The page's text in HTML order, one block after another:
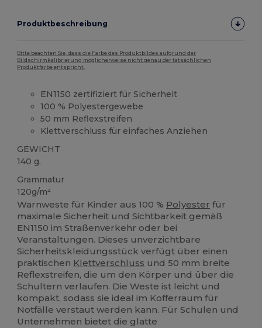
Produktbeschreibung
Bitte beachten Sie, dass die Farbe des Produktbildes aufgrund der
Bildschirmkalibrierung möglicherweise nicht genau der tatsächlichen
Produktfarbe entspricht.
EN1150 zertifiziert für Sicherheit
100 % Polyestergewebe
50 mm Reflexstreifen
Klettverschluss für einfaches Anziehen
GEWICHT
140 g.
Grammatur
120g/m²
Warnweste für Kinder aus 100 % Polyester für
maximale Sicherheit und Sichtbarkeit gemäß
EN1150 im Straßenverkehr oder bei
Veranstaltungen. Dieses unverzichtbare
Sicherheitskleidungsstück verfügt über einen
praktischen Klettverschluss und 50 mm breite
Reflexstreifen, die um den Körper und über die
Schultern verlaufen. Die Weste ist leicht und
kompakt, sodass sie ideal im Kofferraum für
Notfälle verstaut werden kann. Für Schulen und
Unternehmen bietet die glatte